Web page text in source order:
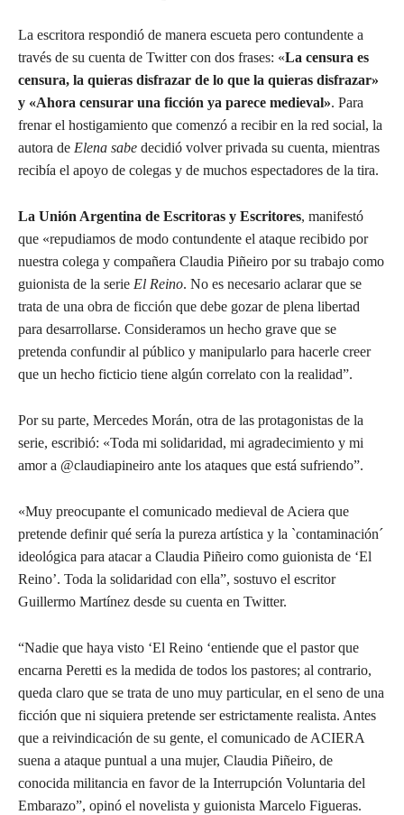
La escritora respondió de manera escueta pero contundente a
través de su cuenta de Twitter con dos frases: «La censura es
censura, la quieras disfrazar de lo que la quieras disfrazar»
y «Ahora censurar una ficción ya parece medieval». Para
frenar el hostigamiento que comenzó a recibir en la red social, la
autora de Elena sabe decidió volver privada su cuenta, mientras
recibía el apoyo de colegas y de muchos espectadores de la tira.
La Unión Argentina de Escritoras y Escritores, manifestó
que «repudiamos de modo contundente el ataque recibido por
nuestra colega y compañera Claudia Piñeiro por su trabajo como
guionista de la serie El Reino. No es necesario aclarar que se
trata de una obra de ficción que debe gozar de plena libertad
para desarrollarse. Consideramos un hecho grave que se
pretenda confundir al público y manipularlo para hacerle creer
que un hecho ficticio tiene algún correlato con la realidad”.
Por su parte, Mercedes Morán, otra de las protagonistas de la
serie, escribió: «Toda mi solidaridad, mi agradecimiento y mi
amor a @claudiapineiro ante los ataques que está sufriendo”.
«Muy preocupante el comunicado medieval de Aciera que
pretende definir qué sería la pureza artística y la `contaminación´
ideológica para atacar a Claudia Piñeiro como guionista de ‘El
Reino’. Toda la solidaridad con ella”, sostuvo el escritor
Guillermo Martínez desde su cuenta en Twitter.
“Nadie que haya visto ‘El Reino ‘entiende que el pastor que
encarna Peretti es la medida de todos los pastores; al contrario,
queda claro que se trata de uno muy particular, en el seno de una
ficción que ni siquiera pretende ser estrictamente realista. Antes
que a reivindicación de su gente, el comunicado de ACIERA
suena a ataque puntual a una mujer, Claudia Piñeiro, de
conocida militancia en favor de la Interrupción Voluntaria del
Embarazo”, opinó el novelista y guionista Marcelo Figueras.